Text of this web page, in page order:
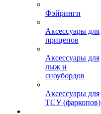
Фэйринги
Аксессуары для
прицепов
Аксессуары для
лыж и
сноубордов
Аксессуары для
ТСУ (фаркопов)